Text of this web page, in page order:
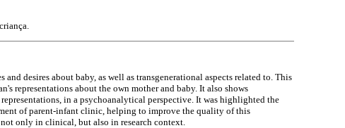
desires about baby, as well as transgenerational aspects related to. This
representations about the own mother and baby. It also shows
in a psychoanalytical perspective. It was highlighted the
of parent-infant clinic, helping to improve the quality of this
only in clinical, but also in research context.